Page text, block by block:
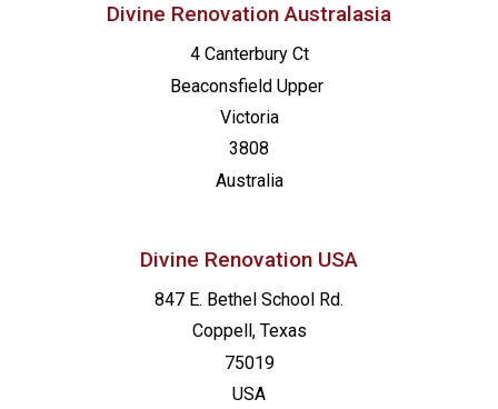
Divine Renovation Australasia
4 Canterbury Ct
Beaconsfield Upper
Victoria
3808
Australia
Divine Renovation USA
847 E. Bethel School Rd.
Coppell, Texas
75019
USA